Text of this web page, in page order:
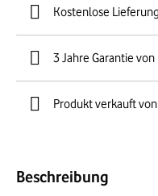
Kostenlose Lieferung
3 Jahre Garantie
Produkt verkauft
Beschreibung